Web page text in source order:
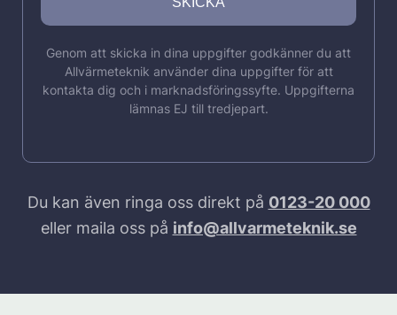
Genom att skicka in dina uppgifter godkänner du att
Allvärmeteknik använder dina uppgifter för att
kontakta dig och i marknadsföringssyfte. Uppgifterna
lämnas EJ till tredjepart.
Du kan även ringa oss direkt på 0123-20 000
eller maila oss på info@allvarmeteknik.se